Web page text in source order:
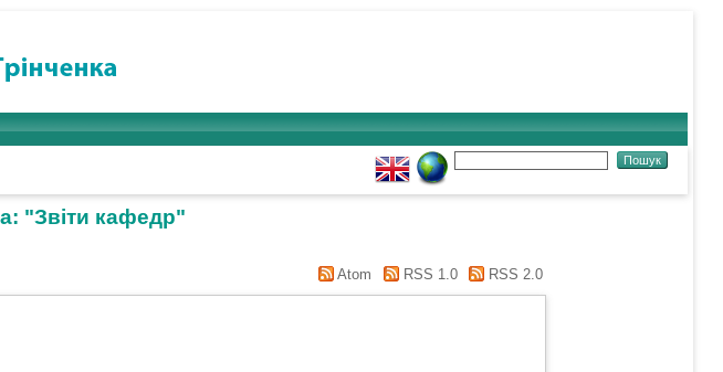
"Звіти кафедр"
Atom RSS 1.0 RSS 2.0